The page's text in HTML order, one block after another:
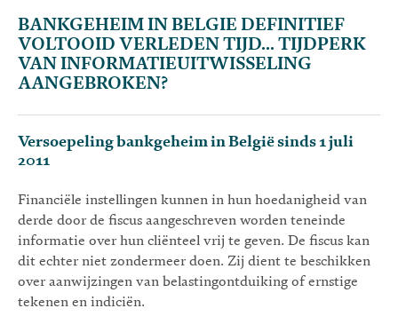
BANKGEHEIM IN BELGIE DEFINITIEF
VOLTOOID VERLEDEN TIJD... TIJDPERK
VAN INFORMATIEUITWISSELING
AANGEBROKEN?
Versoepeling bankgeheim in België sinds 1 juli
2011
Financiële instellingen kunnen in hun hoedanigheid van
derde door de fiscus aangeschreven worden teneinde
informatie over hun cliënteel vrij te geven. De fiscus kan
dit echter niet zondermeer doen. Zij dient te beschikken
over aanwijzingen van belastingontduiking of ernstige
tekenen en indiciën.